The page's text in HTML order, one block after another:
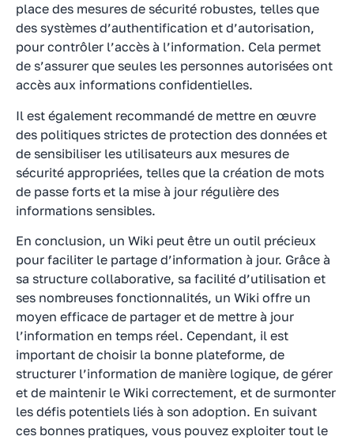
place des mesures de sécurité robustes, telles que
des systèmes d’authentification et d’autorisation,
pour contrôler l’accès à l’information. Cela permet
de s’assurer que seules les personnes autorisées ont
accès aux informations confidentielles.
Il est également recommandé de mettre en œuvre
des politiques strictes de protection des données et
de sensibiliser les utilisateurs aux mesures de
sécurité appropriées, telles que la création de mots
de passe forts et la mise à jour régulière des
informations sensibles.
En conclusion, un Wiki peut être un outil précieux
pour faciliter le partage d’information à jour. Grâce à
sa structure collaborative, sa facilité d’utilisation et
ses nombreuses fonctionnalités, un Wiki offre un
moyen efficace de partager et de mettre à jour
l’information en temps réel. Cependant, il est
important de choisir la bonne plateforme, de
structurer l’information de manière logique, de gérer
et de maintenir le Wiki correctement, et de surmonter
les défis potentiels liés à son adoption. En suivant
ces bonnes pratiques, vous pouvez exploiter tout le